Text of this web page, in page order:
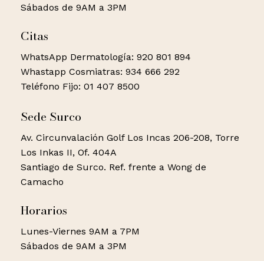
Sábados de 9AM a 3PM
Citas
WhatsApp Dermatología: 920 801 894
Whastapp Cosmiatras: 934 666 292
Teléfono Fijo: 01 407 8500
Sede Surco
Av. Circunvalación Golf Los Incas 206-208, Torre
Los Inkas II, Of. 404A
Santiago de Surco. Ref. frente a Wong de
Camacho
Horarios
Lunes-Viernes 9AM a 7PM
Sábados de 9AM a 3PM